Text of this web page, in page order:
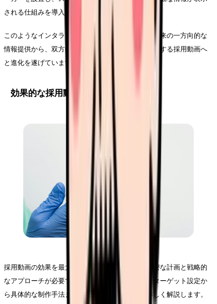
される仕組みを導入しています。
このようなインタラクティブ要素の導入により、従来の一方向的な
情報提供から、双方向のコミュニケーションを実現する採用動画へ
と進化を遂げています。
効果的な採用動画の制作ポイント
採用動画の効果を最大限に引き出すためには、綿密な計画と戦略的
なアプローチが必要です。このセクションでは、ターゲット設定か
ら具体的な制作手法まで、実践的なポイントを詳しく解説します。